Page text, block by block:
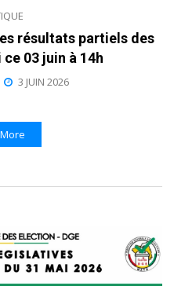
résultats partiels des
03 juin à 14h
3 JUIN 2026